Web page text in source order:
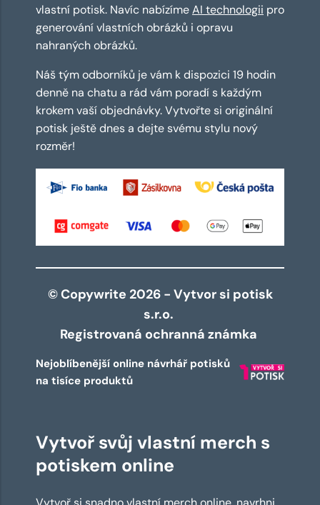
vlastní potisk. Navíc nabízímeAI technologii pro
generování vlastních obrázků i opravu
nahraných obrázků.
Náš tým odborníků je vám k dispozici 19 hodin
denně na chatu a rád vám poradí s každým
krokem vaší objednávky. Vytvořte si originální
potisk ještě dnes a dejte svému stylu nový
rozměr!
© Copywrite 2026 - Vytvor si potisk
s.r.o.
Registrovaná ochranná známka
Nejoblíbenější online návrhář potisků
na tisíce produktů
Vytvoř svůj vlastní merch s
potiskem online